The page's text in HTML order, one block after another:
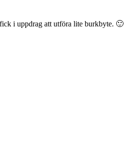
i uppdrag att utföra lite burkbyte. 🙂